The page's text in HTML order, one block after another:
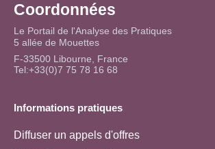
Coordonnées
Le Portail de l'Analyse des Pratiques
5 allée de Mouettes
F-33500 Libourne, France
Tel:+33(0)7 75 78 16 68
Informations pratiques
Diffuser un appels d'offres